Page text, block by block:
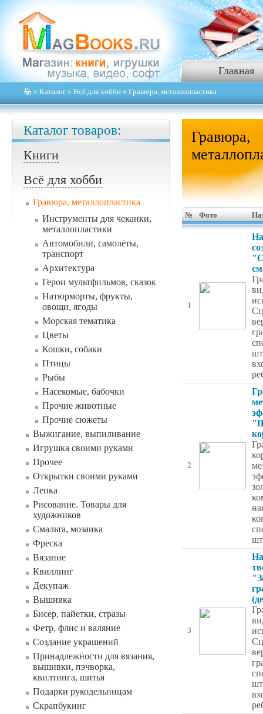
Главная
» Каталог » Всё для хобби » Гравюра, металлопластика
Каталог товаров:
Книги
Всё для хобби
Гравюра, металлопластика
Инструменты для чеканки,
металлопластики
Автомобили, самолёты,
транспорт
Архитектура
Герои мультфильмов, сказок
Натюрморты, фрукты,
овощи, ягоды
Морская тематика
Цветы
Кошки, собаки
Птицы
Рыбы
Насекомые, бабочки
Прочие животные
Прочие сюжеты
Выжигание, выпиливание
Игрушка своими руками
Прочее
Открытки своими руками
Лепка
Рисование. Товары для
художников
Смальта, мозаика
Фреска
Вязание
Квиллинг
Декупаж
Вышивка
Бисер, пайетки, стразы
Фетр, флис и валяние
Создание украшений
Принадлежности для вязания,
вышивки, пэчворка,
квилтинга, шитья
Подарки рукодельницам
Скрапбукинг
Гравюра,
№ Фото
1
2
3